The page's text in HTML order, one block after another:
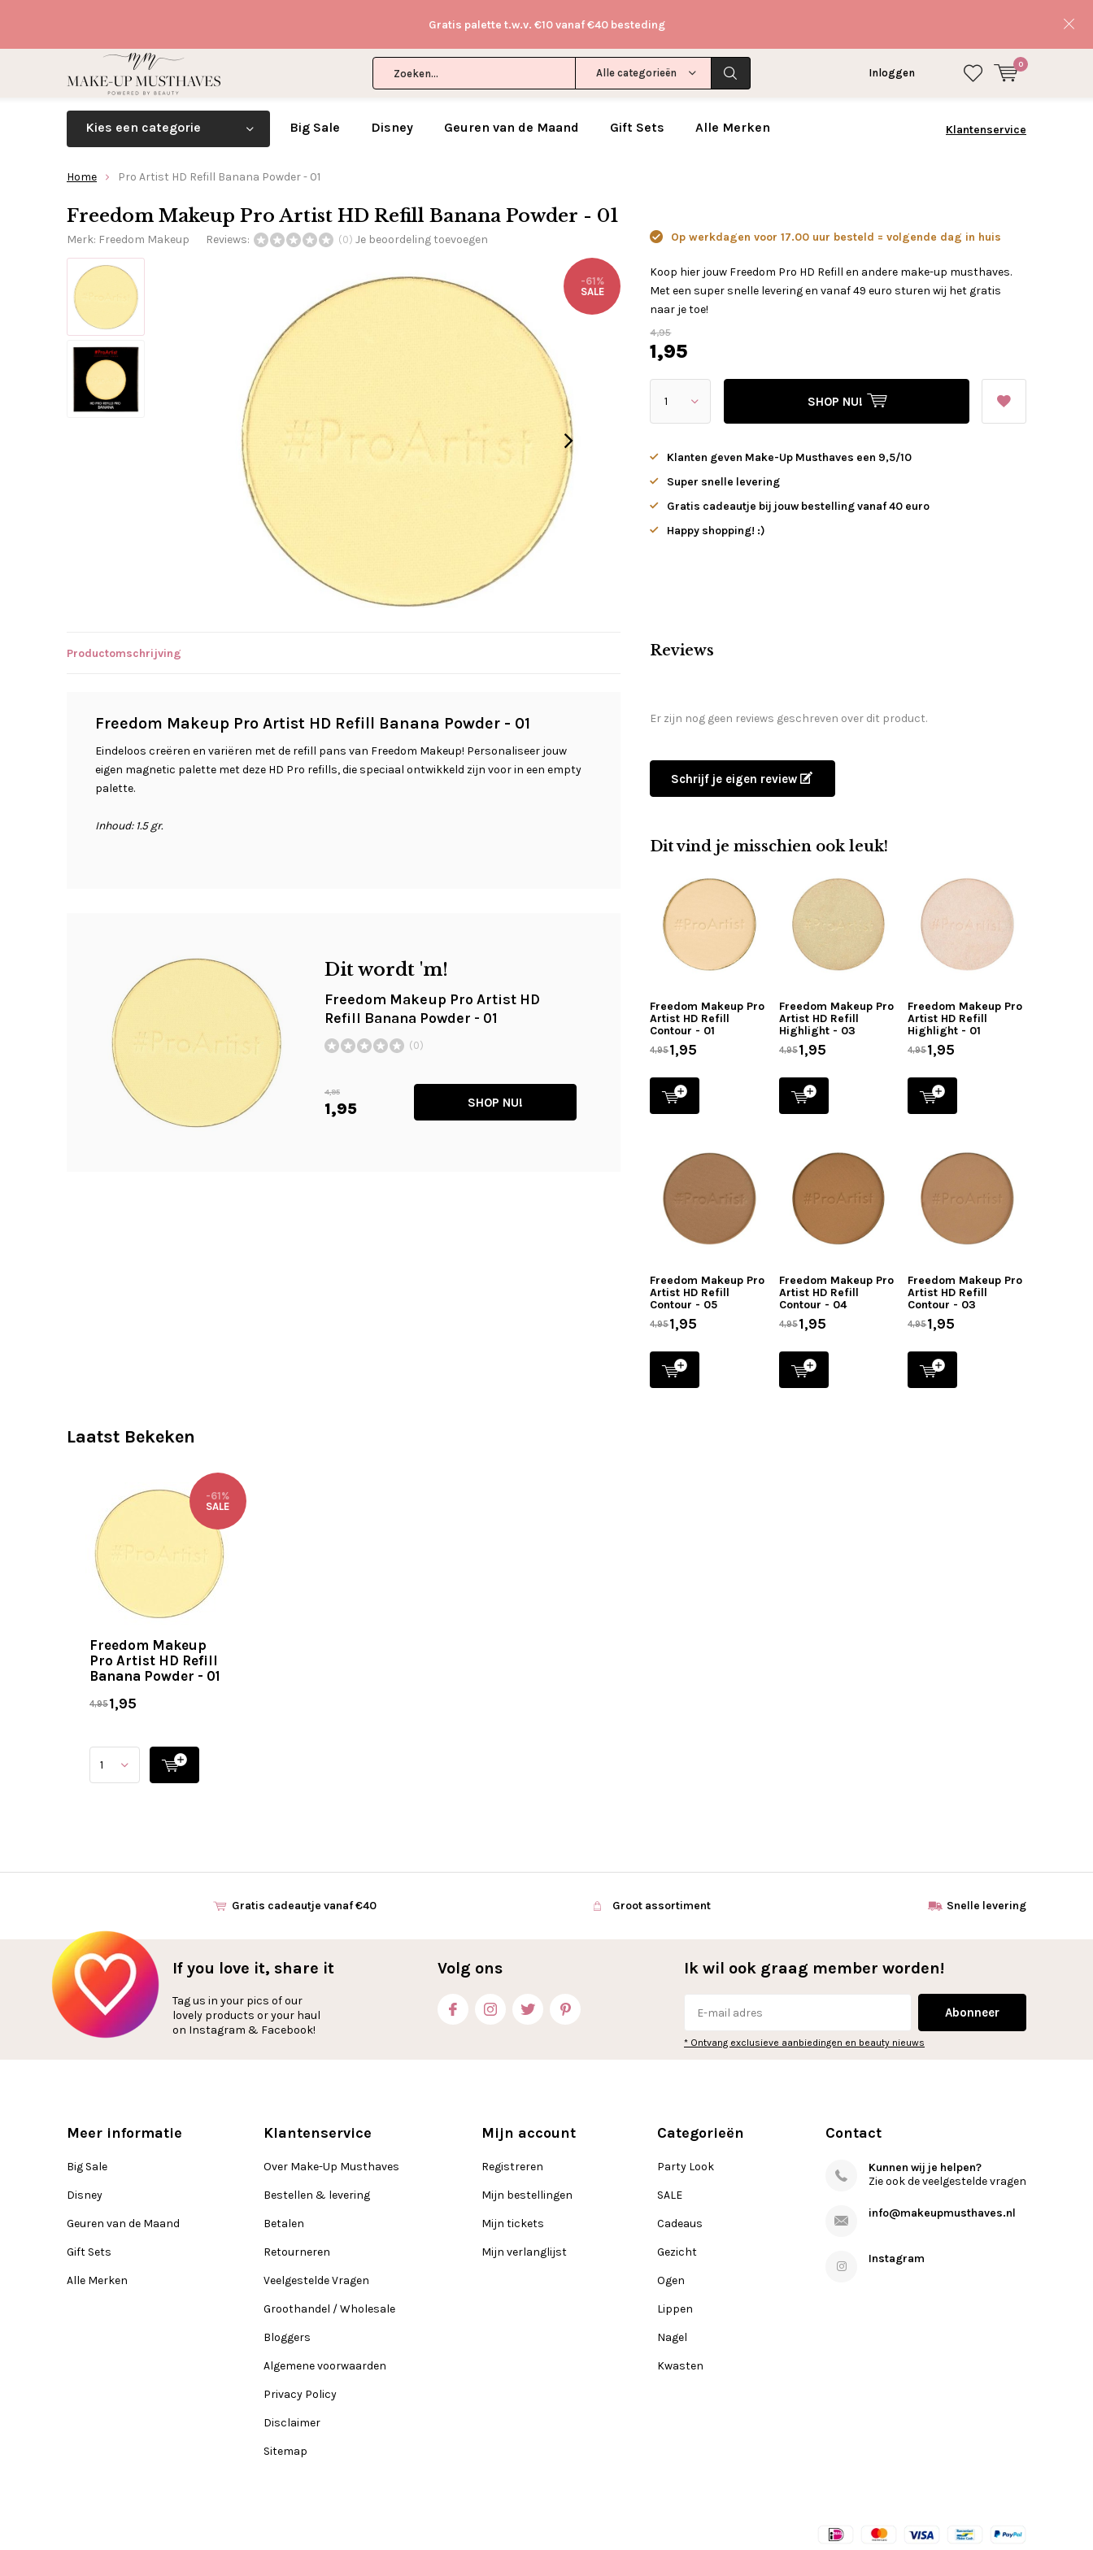
Alle categorieën Inloggen
0
Gratis palette t.w.v. €10 vanaf €40 besteding
Kies een categorie Big Sale Disney Geuren van de Maand Gift Sets Alle Merken Klantenservice
Home Pro Artist HD Refill Banana Powder - 01
Freedom Makeup Pro Artist HD Refill Banana Powder - 01
Merk: Freedom Makeup Reviews: (0) Je beoordeling toevoegen
-61%
SALE
Op werkdagen voor 17.00 uur besteld = volgende dag in huis
Koop hier jouw Freedom Pro HD Refill en andere make-up musthaves.
Met een super snelle levering en vanaf 49 euro sturen wij het gratis
naar je toe!
4,95
1,95
SHOP NU!
Klanten geven Make-Up Musthaves een 9,5/10
Super snelle levering
Gratis cadeautje bij jouw bestelling vanaf 40 euro
Happy shopping! :)
Productomschrijving
Freedom Makeup Pro Artist HD Refill Banana Powder - 01
Eindeloos creëren en variëren met de refill pans van Freedom Makeup! Personaliseer jouw
eigen magnetic palette met deze HD Pro refills, die speciaal ontwikkeld zijn voor in een empty
palette.
Inhoud: 1.5 gr.
Dit wordt 'm!
Freedom Makeup Pro Artist HD
Refill Banana Powder - 01
(0)
4,95
1,95 SHOP NU!
Reviews
Er zijn nog geen reviews geschreven over dit product.
Schrijf je eigen review
Dit vind je misschien ook leuk!
Freedom Makeup Pro
Artist HD Refill
Contour - 01
4,951,95
Freedom Makeup Pro
Artist HD Refill
Highlight - 03
4,951,95
Freedom Makeup Pro
Artist HD Refill
Highlight - 01
4,951,95
Freedom Makeup Pro
Artist HD Refill
Contour - 05
4,951,95
Freedom Makeup Pro
Artist HD Refill
Contour - 04
4,951,95
Freedom Makeup Pro
Artist HD Refill
Contour - 03
4,951,95
Laatst Bekeken
Freedom Makeup
Pro Artist HD Refill
Banana Powder - 01
-61%
SALE
4,951,95
Gratis cadeautje vanaf €40 Groot assortiment Snelle levering
If you love it, share it
Tag us in your pics of our
lovely products or your haul
on Instagram & Facebook!
Volg ons Ik wil ook graag member worden!
Abonneer
* Ontvang exclusieve aanbiedingen en beauty nieuws
Meer informatie
Big Sale
Disney
Geuren van de Maand
Gift Sets
Alle Merken
Klantenservice
Over Make-Up Musthaves
Bestellen & levering
Betalen
Retourneren
Veelgestelde Vragen
Groothandel / Wholesale
Bloggers
Algemene voorwaarden
Privacy Policy
Disclaimer
Sitemap
Mijn account
Registreren
Mijn bestellingen
Mijn tickets
Mijn verlanglijst
Categorieën
Party Look
SALE
Cadeaus
Gezicht
Ogen
Lippen
Nagel
Kwasten
Contact
Kunnen wij je helpen?
Zie ook de veelgestelde vragen
info@makeupmusthaves.nl
Instagram